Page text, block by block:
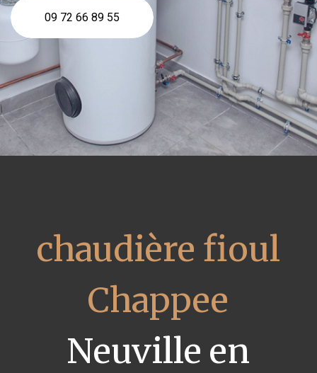
09 72 66 89 55
chaudière fioul
Chappee
Neuville en